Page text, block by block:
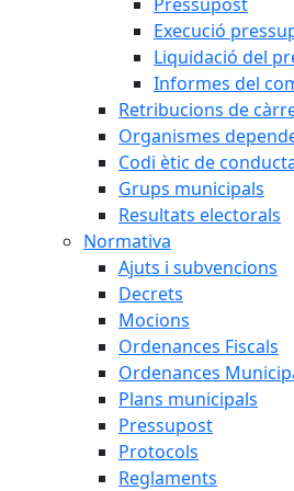
Execució
Liquidació del
Informes del
Retribucions de
Organismes
Codi ètic de
Grups municipals
Resultats electorals
Normativa
Ajuts i subvencions
Decrets
Mocions
Ordenances Fiscals
Ordenances
Plans municipals
Pressupost
Protocols
Reglaments